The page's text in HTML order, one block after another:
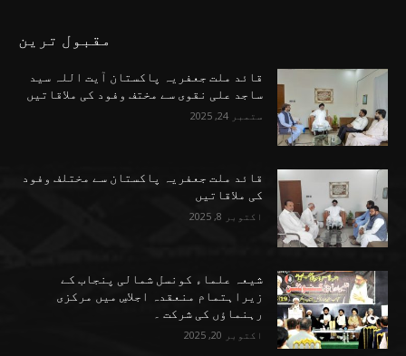
مقبول ترین
قائد ملت جعفریہ پاکستان آیت اللہ سید
ساجد علی نقوی سے مختف وفود کی ملاقاتیں
ستمبر 24, 2025
قائد ملت جعفریہ پاکستان سے مختلف وفود
کی ملاقاتیں
اکتوبر 8, 2025
شیعہ علماء کونسل شمالی پنجاب کے
زیراہتمام منعقدہ اجلاسِ میں مرکزی
رہنماؤں کی شرکت ۔
اکتوبر 20, 2025